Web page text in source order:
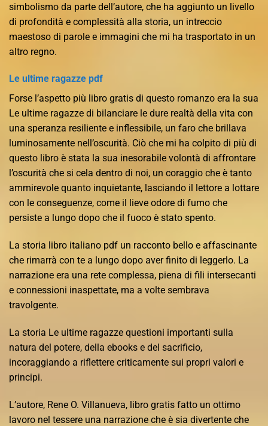
simbolismo da parte dell’autore, che ha aggiunto un livello
di profondità e complessità alla storia, un intreccio
maestoso di parole e immagini che mi ha trasportato in un
altro regno.
Le ultime ragazze pdf
Forse l’aspetto più libro gratis di questo romanzo era la sua
Le ultime ragazze di bilanciare le dure realtà della vita con
una speranza resiliente e inflessibile, un faro che brillava
luminosamente nell’oscurità. Ciò che mi ha colpito di più di
questo libro è stata la sua inesorabile volontà di affrontare
l’oscurità che si cela dentro di noi, un coraggio che è tanto
ammirevole quanto inquietante, lasciando il lettore a lottare
con le conseguenze, come il lieve odore di fumo che
persiste a lungo dopo che il fuoco è stato spento.
La storia libro italiano pdf un racconto bello e affascinante
che rimarrà con te a lungo dopo aver finito di leggerlo. La
narrazione era una rete complessa, piena di fili intersecanti
e connessioni inaspettate, ma a volte sembrava
travolgente.
La storia Le ultime ragazze questioni importanti sulla
natura del potere, della ebooks e del sacrificio,
incoraggiando a riflettere criticamente sui propri valori e
principi.
L’autore, Rene O. Villanueva, libro gratis fatto un ottimo
lavoro nel tessere una narrazione che è sia divertente che